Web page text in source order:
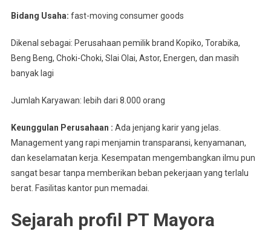
Bidang Usaha: fast-moving consumer goods
Dikenal sebagai: Perusahaan pemilik brand Kopiko, Torabika,
Beng Beng, Choki-Choki, Slai Olai, Astor, Energen, dan masih
banyak lagi
Jumlah Karyawan: lebih dari 8.000 orang
Keunggulan Perusahaan : Ada jenjang karir yang jelas.
Management yang rapi menjamin transparansi, kenyamanan,
dan keselamatan kerja. Kesempatan mengembangkan ilmu pun
sangat besar tanpa memberikan beban pekerjaan yang terlalu
berat. Fasilitas kantor pun memadai.
Sejarah profil PT Mayora